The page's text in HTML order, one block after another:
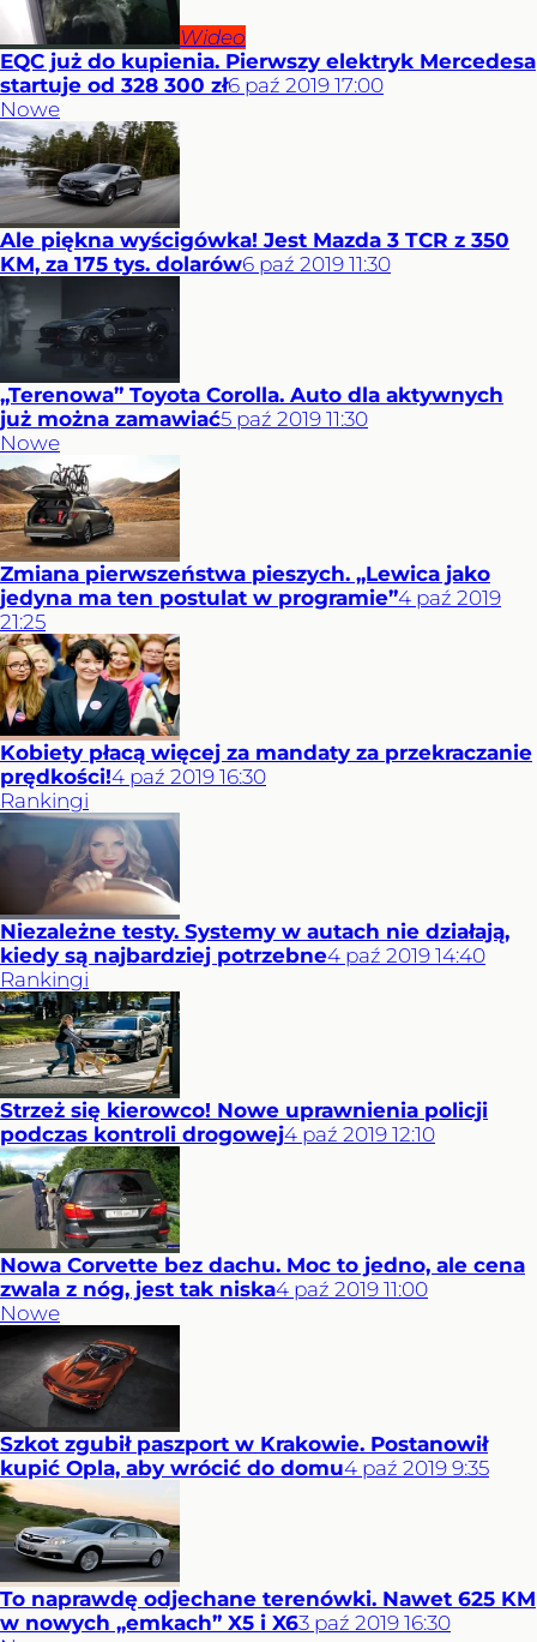
Wideo
EQC już do kupienia. Pierwszy elektryk Mercedesa
startuje od 328 300 zł6 paź 2019 17:00
Nowe
Ale piękna wyścigówka! Jest Mazda 3 TCR z 350
KM, za 175 tys. dolarów6 paź 2019 11:30
„Terenowa” Toyota Corolla. Auto dla aktywnych
już można zamawiać5 paź 2019 11:30
Nowe
Zmiana pierwszeństwa pieszych. „Lewica jako
jedyna ma ten postulat w programie”4 paź 2019
21:25
Kobiety płacą więcej za mandaty za przekraczanie
prędkości!4 paź 2019 16:30
Rankingi
Niezależne testy. Systemy w autach nie działają,
kiedy są najbardziej potrzebne4 paź 2019 14:40
Rankingi
Strzeż się kierowco! Nowe uprawnienia policji
podczas kontroli drogowej4 paź 2019 12:10
Nowa Corvette bez dachu. Moc to jedno, ale cena
zwala z nóg, jest tak niska4 paź 2019 11:00
Nowe
Szkot zgubił paszport w Krakowie. Postanowił
kupić Opla, aby wrócić do domu4 paź 2019 9:35
To naprawdę odjechane terenówki. Nawet 625 KM
w nowych „emkach” X5 i X63 paź 2019 16:30